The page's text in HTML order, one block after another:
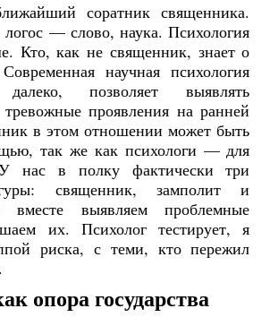
соратник священника.
— слово, наука. Психология
Кто, как не священник, знает о
научная психология
далеко, позволяет выявлять
тревожные проявления на ранней
в этом отношении может быть
так же как психологи — для
нас в полку фактически три
священник, замполит и
выявляем проблемные
их. Психолог тестирует, я
риска, с теми, кто пережил
опора государства